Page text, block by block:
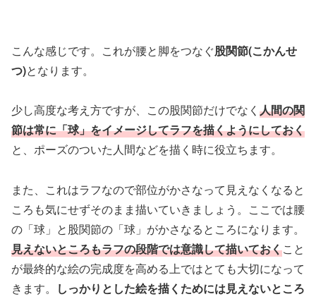
こんな感じです。これが腰と脚をつなぐ股関節(こかんせ
つ)となります。
少し高度な考え方ですが、この股関節だけでなく 人間の関
節は常に「球」をイメージしてラフを描くようにしておく
と、ポーズのついた人間などを描く時に役立ちます。
また、これはラフなので部位がかさなって見えなくなると
ころも気にせずそのまま描いていきましょう。ここでは腰
の「球」と股関節の「球」がかさなるところになります。
見えないところもラフの段階では意識して描いておくこと
が最終的な絵の完成度を高める上ではとても大切になって
きます。
しっかりとした絵を描くためには見えないところ